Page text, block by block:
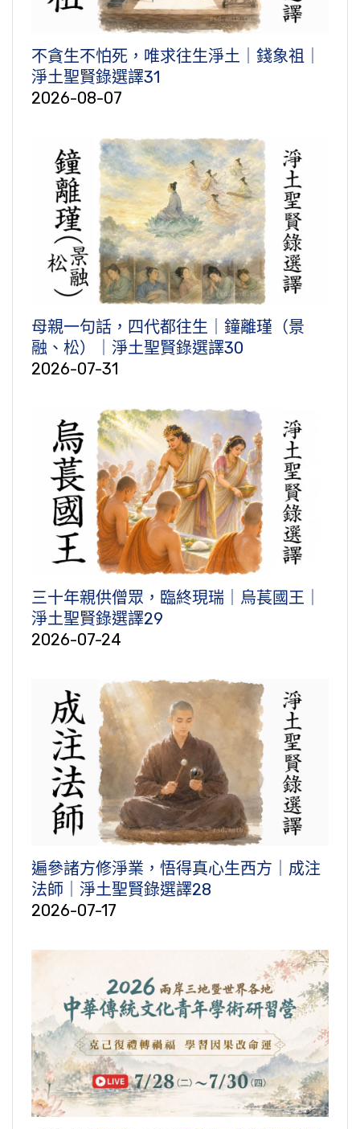
不貪生不怕死，唯求往生淨土｜錢象祖｜
淨土聖賢錄選譯31
2026-08-07
母親一句話，四代都往生｜鐘離瑾（景
融、松）｜淨土聖賢錄選譯30
2026-07-31
三十年親供僧眾，臨終現瑞｜烏萇國王｜
淨土聖賢錄選譯29
2026-07-24
遍參諸方修淨業，悟得真心生西方｜成注
法師｜淨土聖賢錄選譯28
2026-07-17